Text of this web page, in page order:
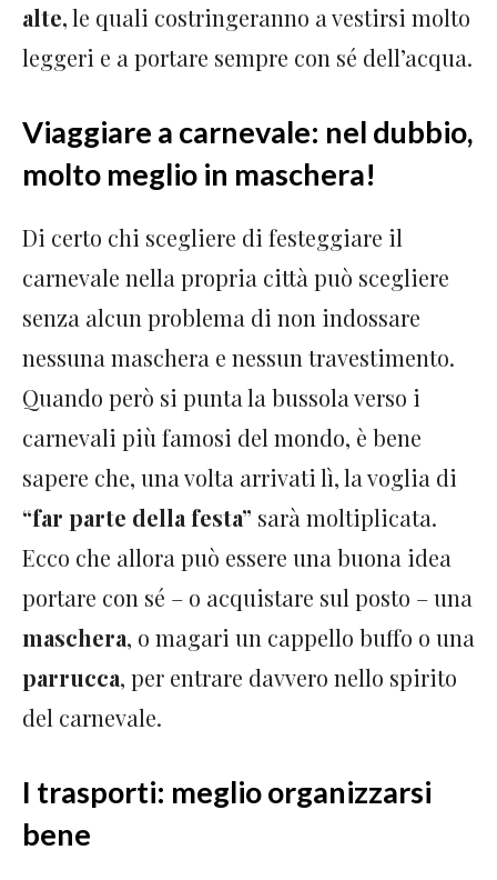
alte,le quali costringeranno a vestirsi molto
leggeri e a portare sempre con sé dell’acqua.
Viaggiare a carnevale: nel dubbio,
molto meglio in maschera!
Di certo chi scegliere di festeggiare il
carnevale nella propria città può scegliere
senza alcun problema di non indossare
nessuna maschera e nessun travestimento.
Quando però si punta la bussola verso i
carnevali più famosi del mondo, è bene
sapere che, una volta arrivati lì, la voglia di
“far parte della festa” sarà moltiplicata.
Ecco che allora può essere una buona idea
portare con sé – o acquistare sul posto – una
maschera, o magari un cappello buffo o una
parrucca, per entrare davvero nello spirito
del carnevale.
I trasporti: meglio organizzarsi
bene